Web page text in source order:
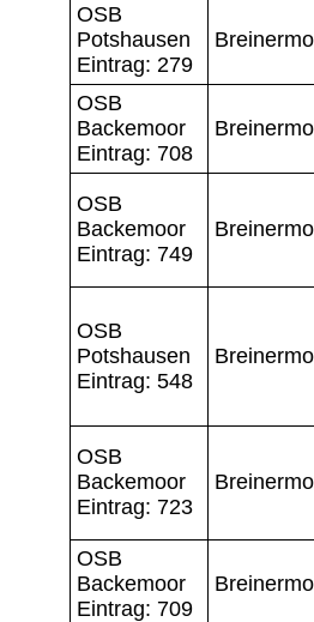
OSB
Potshausen
Eintrag: 279
OSB
Backemoor
Eintrag: 708
OSB
Backemoor
Eintrag: 749
OSB
Potshausen
Eintrag: 548
OSB
Backemoor
Eintrag: 723
OSB
Backemoor
Eintrag: 709